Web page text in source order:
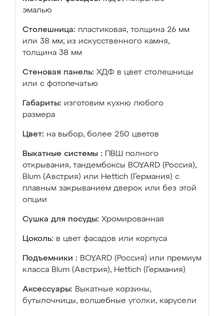
эмалью
Столешница: пластиковая, толщина 26 мм
или 38 мм; из искусственного камня,
толщина 38 мм
Стеновая панель: ХДФ в цвет столешницы
или с фотопечатью
Габариты: изготовим кухню любого
размера
Цвет: на выбор, более 250 цветов
Выкатные системы :
ПВШ полного
открывания, тандембоксы BOYARD (Россия),
Blum (Австрия) или Hettich (Германия) с
плавным закрыванием дверок или без этой
опции
Сушка для посуды: Хромированная
Цоколь: в цвет фасадов или корпуса
Подъемники : BOYARD (Россия) или премиум
класса Blum (Австрия), Hettich (Германия)
Аксессуары: Выкатные корзины,
бутылочницы, волшебные уголки, карусели